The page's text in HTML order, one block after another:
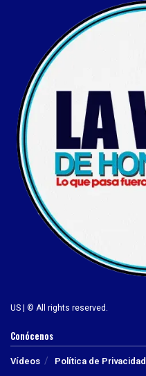
US | © All rights reserved.
Conócenos
Vídeos Política de Privacidad